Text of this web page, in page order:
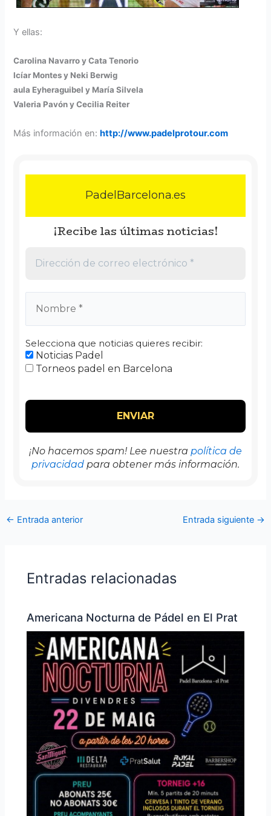
Y ellas:
Carolina Navarro y Cata Tenorio
Icíar Montes y Neki Berwig
aula Eyheraguibel y María Silvela
Valeria Pavón y Cecilia Reiter
Más información en:http://www.padelprotour.com
PadelBarcelona.es
¡Recibe las últimas noticias!
Selecciona que noticias quieres recibir:
Noticias Padel
Torneos padel en Barcelona
¡No hacemos spam! Lee nuestra política de
privacidad para obtener más información.
← Entrada anterior Entrada siguiente →
Entradas relacionadas
Americana Nocturna de Pádel en El Prat